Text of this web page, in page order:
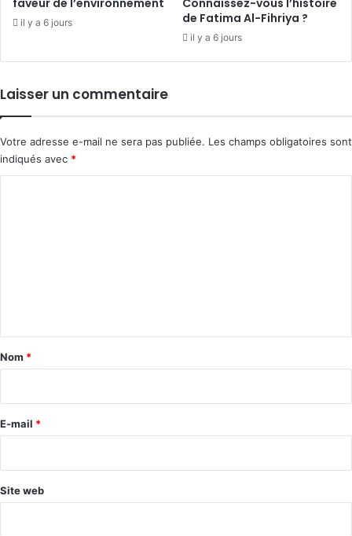
il y a 6 jours
de Fatima Al-Fihriya ?
il y a 6 jours
Laisser un commentaire
Votre adresse e-mail ne sera pas publiée. Les champs obligatoires sont
indiqués avec *
a
e
Nom *
E-mail *
Site web